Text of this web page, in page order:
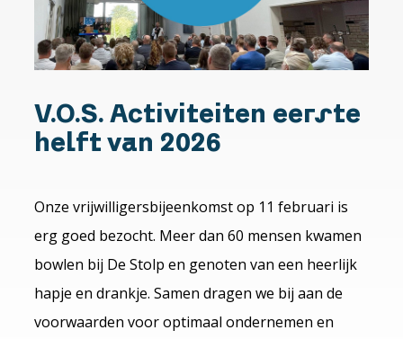
V.O.S. Activiteiten eerste
helft van 2026
Onze vrijwilligersbijeenkomst op 11 februari is
erg goed bezocht. Meer dan 60 mensen kwamen
bowlen bij De Stolp en genoten van een heerlijk
hapje en drankje. Samen dragen we bij aan de
voorwaarden voor optimaal ondernemen en